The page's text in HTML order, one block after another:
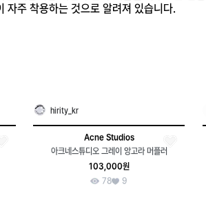
자주 착용하는 것으로 알려져 있습니다.
hirity_kr
Acne Studios
아크네스튜디오 그레이 앙고라 머플러
103,000원
78
9